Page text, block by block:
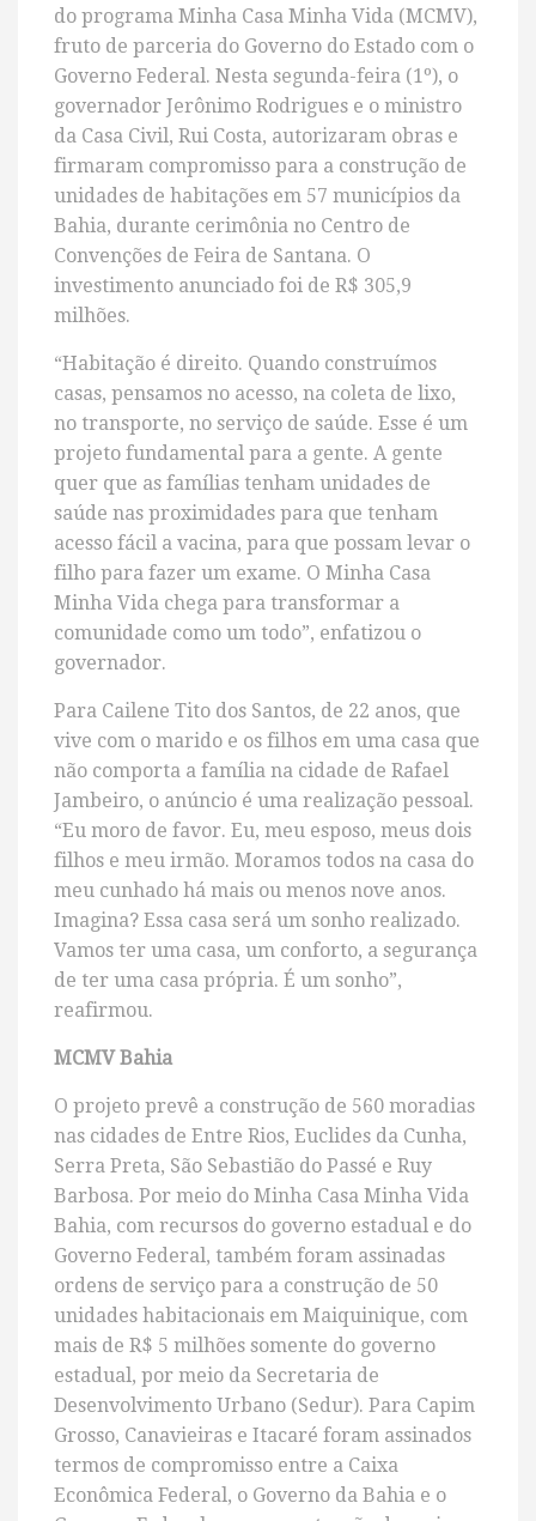
do programa Minha Casa Minha Vida (MCMV),
fruto de parceria do Governo do Estado com o
Governo Federal. Nesta segunda-feira (1º), o
governador Jerônimo Rodrigues e o ministro
da Casa Civil, Rui Costa, autorizaram obras e
firmaram compromisso para a construção de
unidades de habitações em 57 municípios da
Bahia, durante cerimônia no Centro de
Convenções de Feira de Santana. O
investimento anunciado foi de R$ 305,9
milhões.
“Habitação é direito. Quando construímos
casas, pensamos no acesso, na coleta de lixo,
no transporte, no serviço de saúde. Esse é um
projeto fundamental para a gente. A gente
quer que as famílias tenham unidades de
saúde nas proximidades para que tenham
acesso fácil a vacina, para que possam levar o
filho para fazer um exame. O Minha Casa
Minha Vida chega para transformar a
comunidade como um todo”, enfatizou o
governador.
Para Cailene Tito dos Santos, de 22 anos, que
vive com o marido e os filhos em uma casa que
não comporta a família na cidade de Rafael
Jambeiro, o anúncio é uma realização pessoal.
“Eu moro de favor. Eu, meu esposo, meus dois
filhos e meu irmão. Moramos todos na casa do
meu cunhado há mais ou menos nove anos.
Imagina? Essa casa será um sonho realizado.
Vamos ter uma casa, um conforto, a segurança
de ter uma casa própria. É um sonho”,
reafirmou.
MCMV Bahia
O projeto prevê a construção de 560 moradias
nas cidades de Entre Rios, Euclides da Cunha,
Serra Preta, São Sebastião do Passé e Ruy
Barbosa. Por meio do Minha Casa Minha Vida
Bahia, com recursos do governo estadual e do
Governo Federal, também foram assinadas
ordens de serviço para a construção de 50
unidades habitacionais em Maiquinique, com
mais de R$ 5 milhões somente do governo
estadual, por meio da Secretaria de
Desenvolvimento Urbano (Sedur). Para Capim
Grosso, Canavieiras e Itacaré foram assinados
termos de compromisso entre a Caixa
Econômica Federal, o Governo da Bahia e o